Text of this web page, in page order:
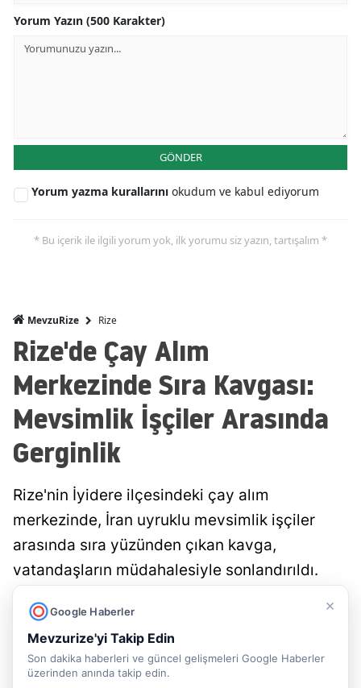
×
Google Haberler
Mevzurize'yi Takip Edin
Son dakika haberleri ve güncel gelişmeleri Google Haberler
üzerinden anında takip edin.
Yorum Yazın (500 Karakter)
GÖNDER
Yorum yazma kurallarını okudum ve kabul ediyorum
* Bu içerik ile ilgili yorum yok, ilk yorumu siz yazın, tartışalım *
MevzuRize Rize
Rize'de Çay Alım
Merkezinde Sıra Kavgası:
Mevsimlik İşçiler Arasında
Gerginlik
Rize'nin İyidere ilçesindeki çay alım
merkezinde, İran uyruklu mevsimlik işçiler
arasında sıra yüzünden çıkan kavga,
vatandaşların müdahalesiyle sonlandırıldı.
Olayla ilgili güvenlik ekipleri inceleme
başlatırken, ciddi yaralanma yaşanmadığı
bildirildi.